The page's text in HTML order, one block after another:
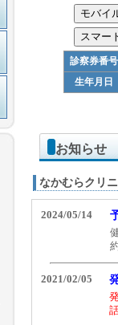
診察券番号
生年月日
お知らせ
なかむらクリ